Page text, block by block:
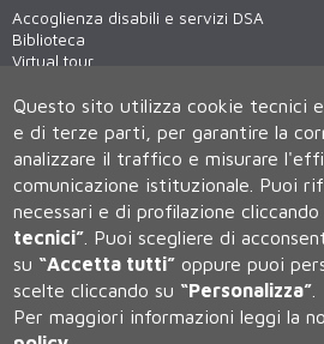
Accoglienza disabili e servizi DSA
Biblioteca
Virtual tour
Università degli Studi di Siena
Rettorato, via Banchi di Sotto 55, 53100
P.IVA 00273530527 | C.F.
Questo sito utilizza cookie tecnici
e di terze parti, per garantire la
analizzare il traffico e misurare
comunicazione istituzionale. Puoi
necessari e di profilazione cliccando
tecnici” Puoi scegliere di
su “Accetta tutti” oppure puoi
scelte cliccando su “Personalizza”
Per maggiori informazioni leggi la